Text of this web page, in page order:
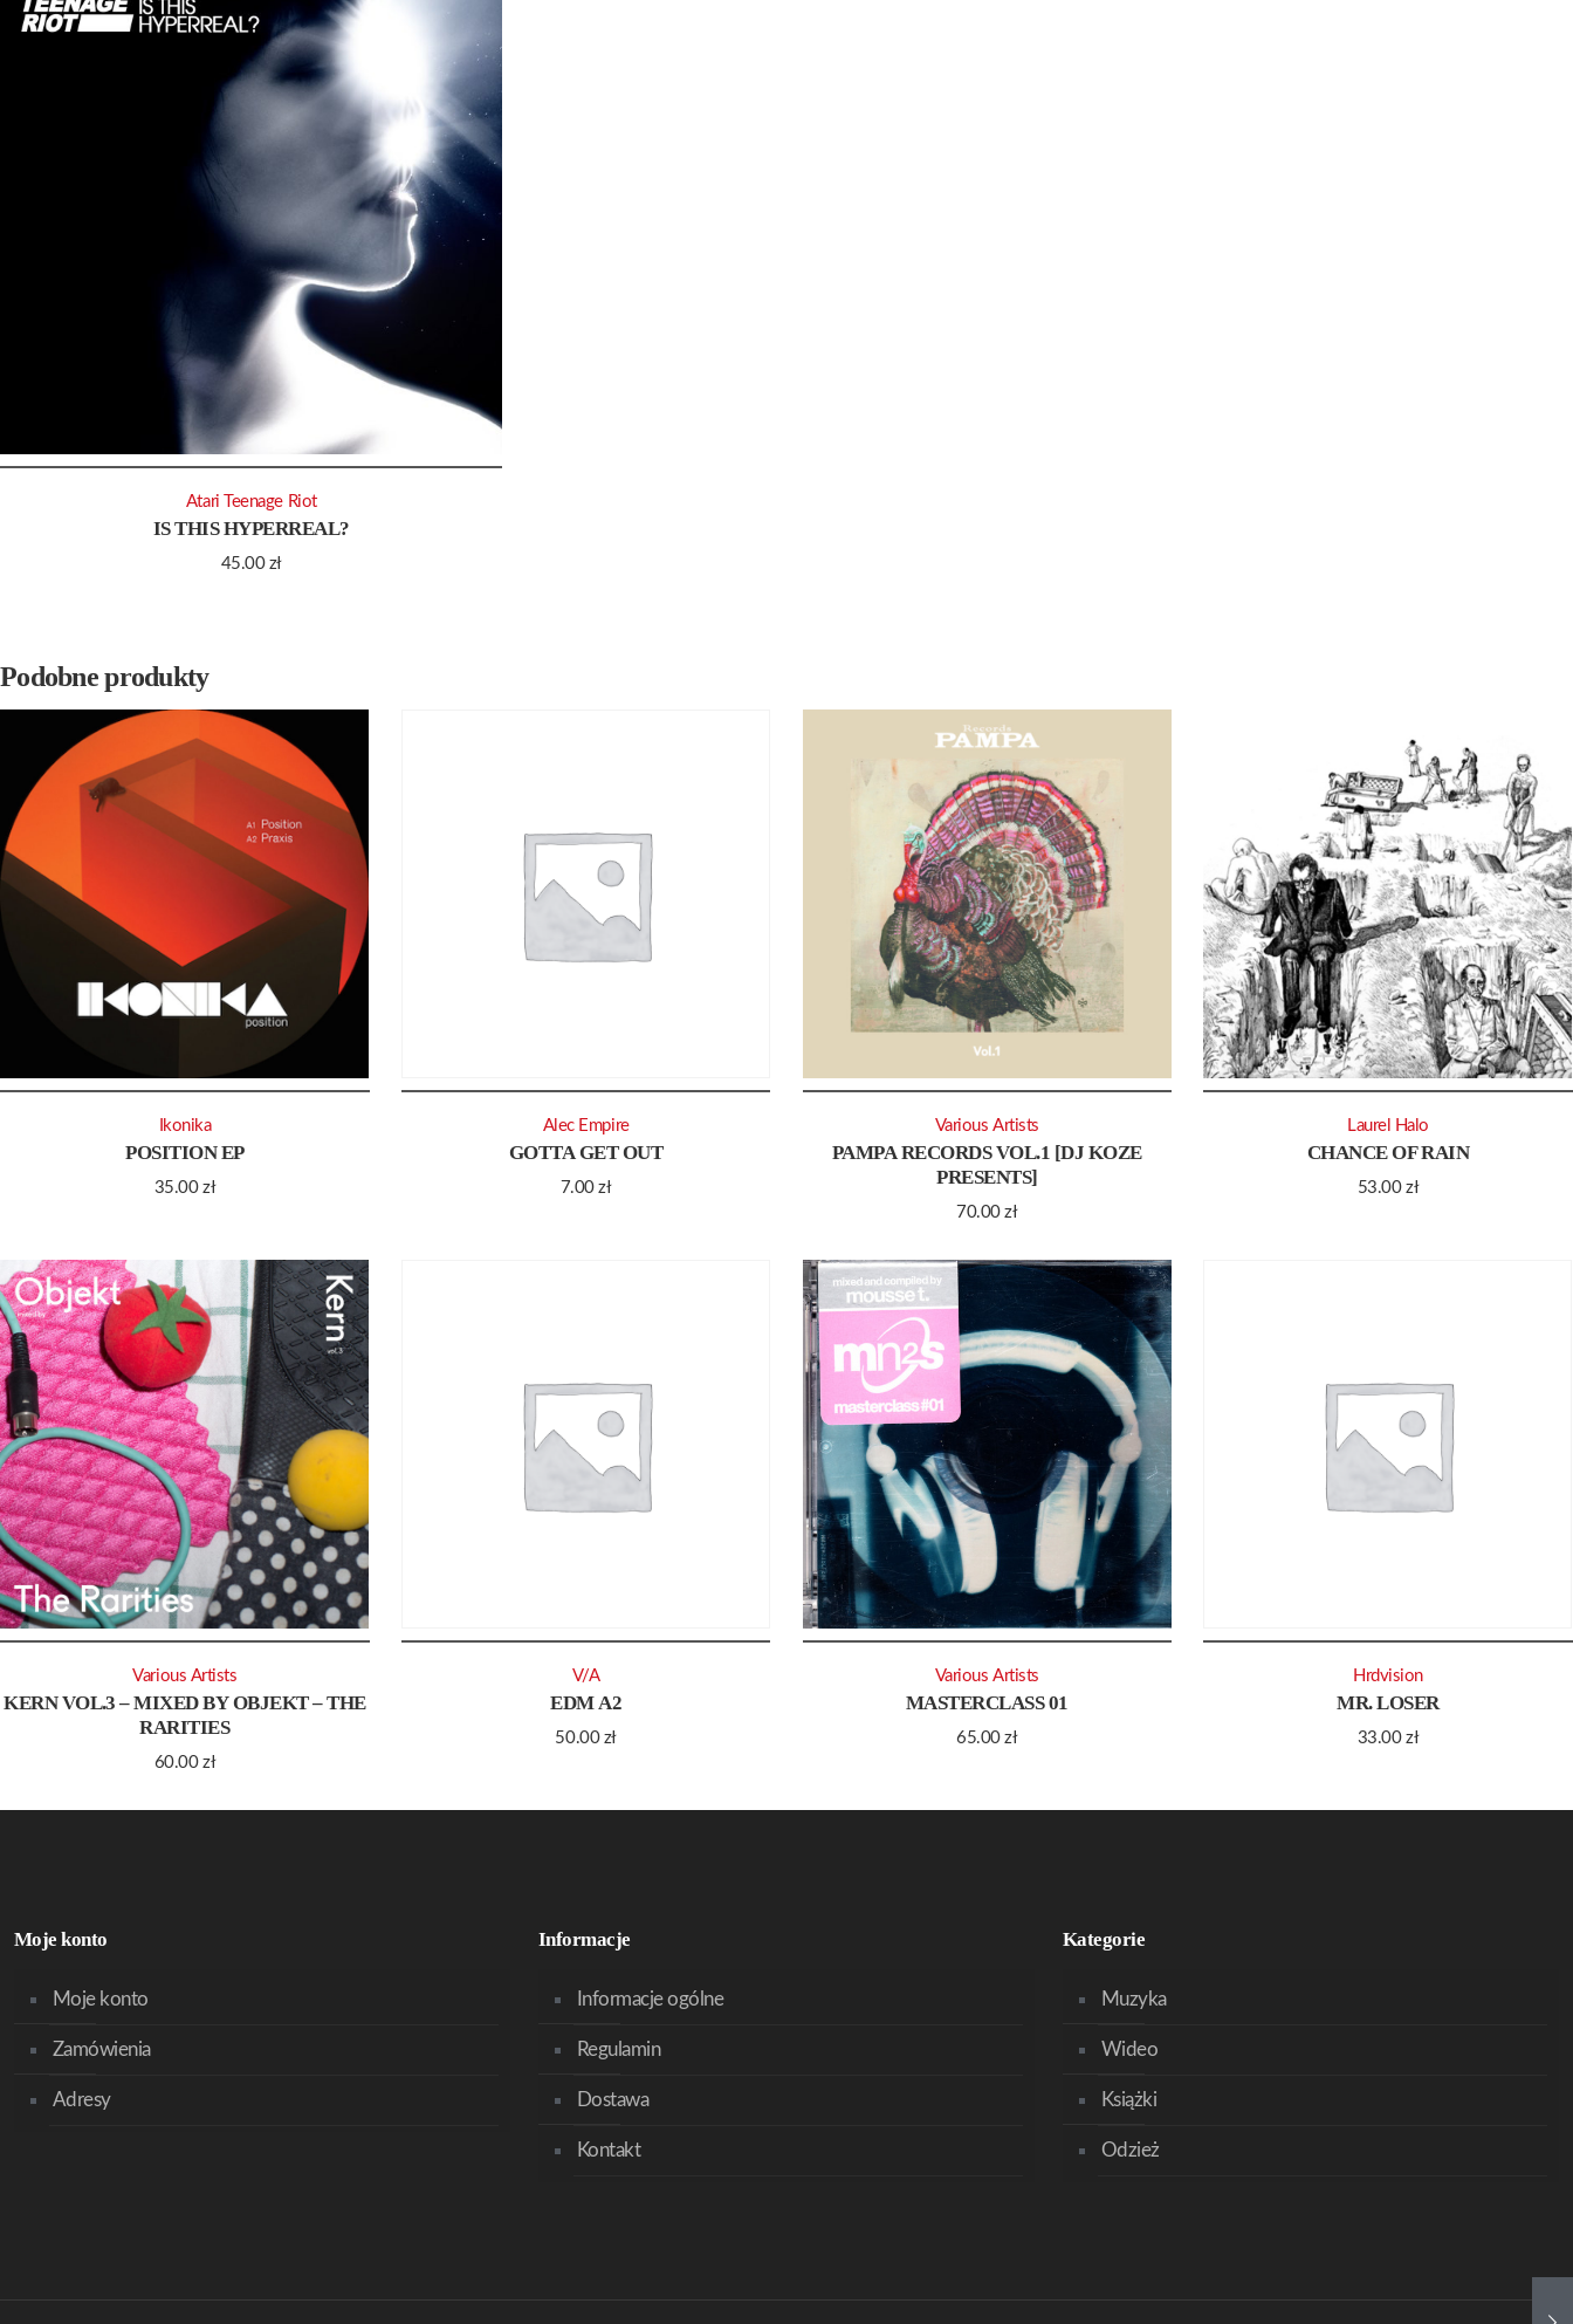
IS THIS HYPERREAL?
45.00 zł
Atari Teenage Riot
Podobne produkty
POSITION EP
35.00zł
Ikonika
GOTTA GET OUT
7.00zł
Alec Empire
PAMPA RECORDS VOL.1 [DJ KOZE
PRESENTS]
70.00zł
Various Artists
CHANCE OF RAIN
53.00zł
Laurel Halo
KERN VOL.3 – MIXED BY OBJEKT – THE
RARITIES
60.00zł
Various Artists
EDM A2
50.00 zł
V/A
MASTERCLASS 01
65.00zł
Various Artists
MR. LOSER
33.00zł
Hrdvision
Moje konto
Moje konto
Zamówienia
Adresy
Informacje
Informacje ogólne
Regulamin
Dostawa
Kontakt
Kategorie
Muzyka
Wideo
Książki
Odzież